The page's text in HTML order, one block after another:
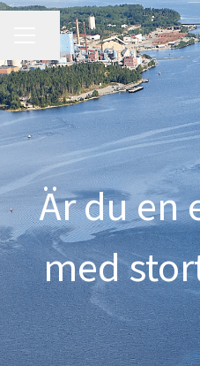
KARRIÄRMENY
Dela sidan
Är du en
med